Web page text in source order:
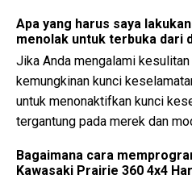
Apa yang harus saya
menolak untuk terbuka dari
Jika Anda mengalami
kemungkinan kunci
untuk menonaktifkan kunci
tergantung pada merek dan
Bagaimana cara
Kawasaki Prairie 360 4x4